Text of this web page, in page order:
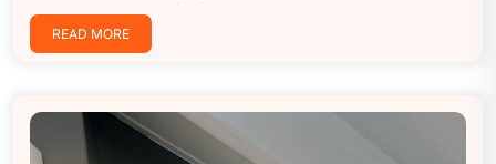
READ MORE